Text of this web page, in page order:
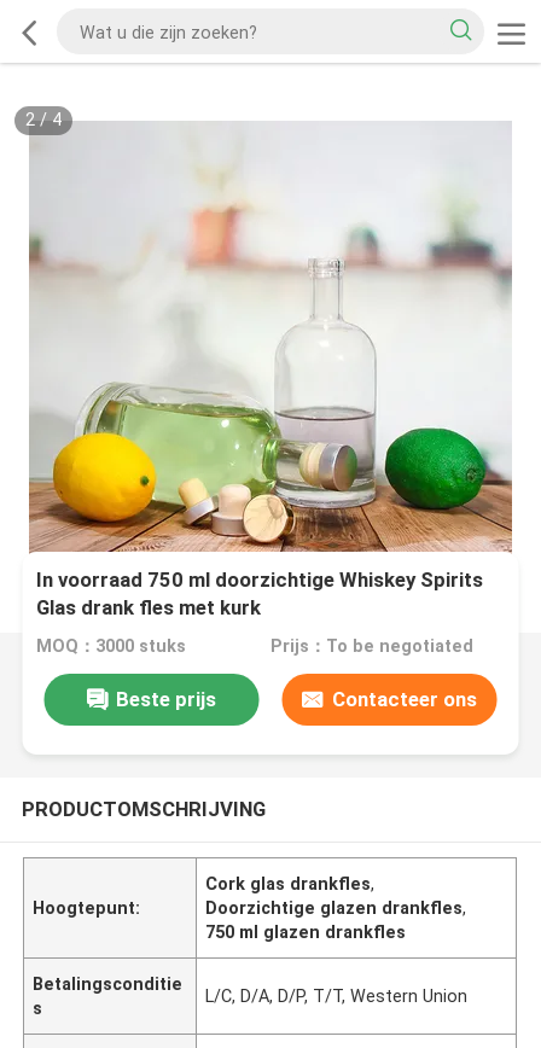
2/4
In voorraad 750 ml doorzichtige Whiskey Spirits
Glas drank fles met kurk
MOQ：3000 stuks Prijs：To be negotiated
Beste prijs Contacteer ons
PRODUCTOMSCHRIJVING
Hoogtepunt:
Cork glas drankfles,
Doorzichtige glazen drankfles,
750 ml glazen drankfles
Betalingsconditie
s
L/C, D/A, D/P, T/T, Western Union